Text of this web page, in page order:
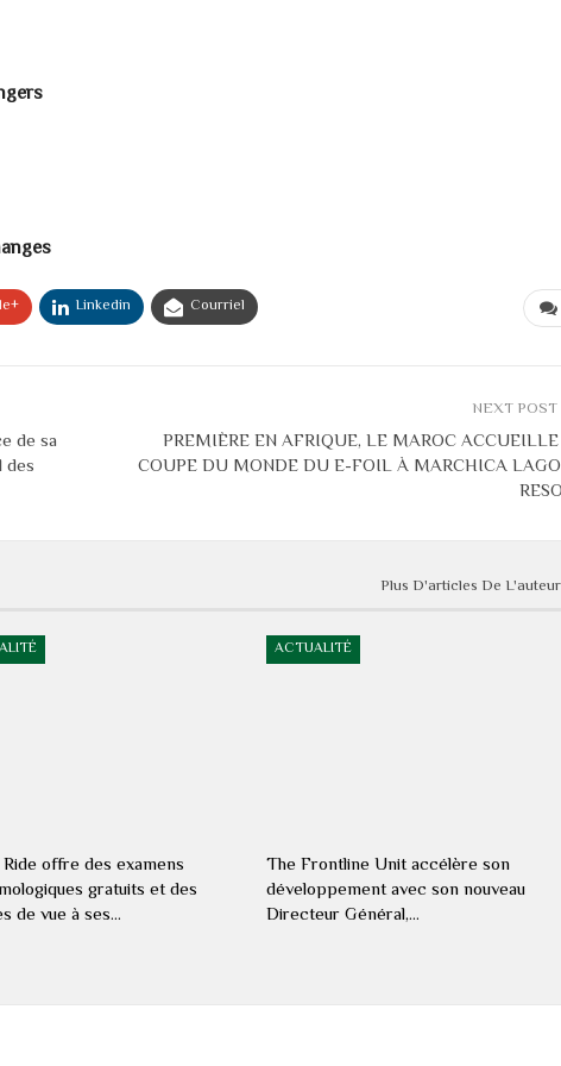
Linkedin Courriel
de sa
des
NEXT POST
PREMIÈRE EN AFRIQUE, LE MAROC
COUPE DU MONDE DU E-FOIL À MARCHICA
Plus D'articles De L'auteur
offre des examens
gratuits et des
de vue à ses…
ACTUALITÉ
The Frontline Unit accélère son
développement avec son nouveau
Directeur Général,…